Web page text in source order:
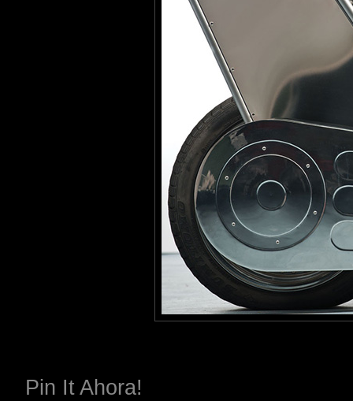
Pin It Ahora!